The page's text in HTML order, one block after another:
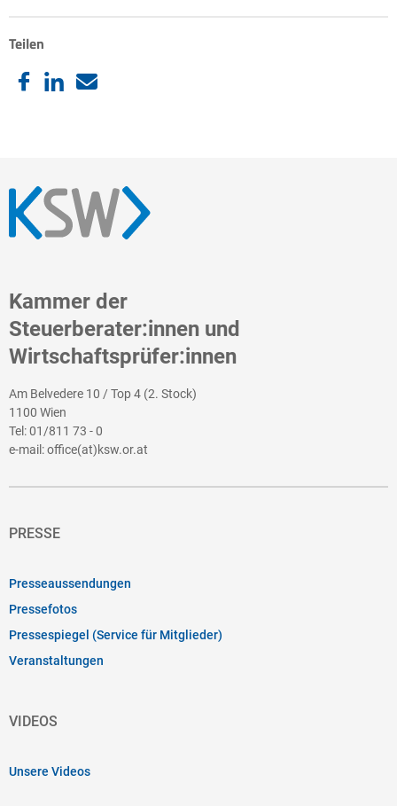
Teilen
Kammer der
Steuerberater:innen und
Wirtschaftsprüfer:innen
Am Belvedere 10 / Top 4 (2. Stock)
1100 Wien
Tel:01/811 73 - 0
e-mail:office(at)ksw.or.at
PRESSE
Presseaussendungen
Pressefotos
Pressespiegel (Service für Mitglieder)
Veranstaltungen
VIDEOS
Unsere Videos